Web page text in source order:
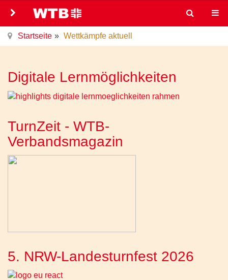
Startseite Wettkämpfe aktuell
Digitale Lernmöglichkeiten
TurnZeit - WTB-
Verbandsmagazin
5. NRW-Landesturnfest 2026